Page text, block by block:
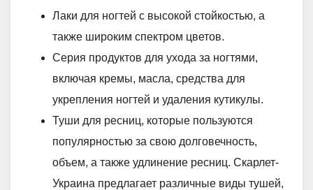
Лаки для ногтей с высокой стойкостью, а
также широким спектром цветов.
Серия продуктов для ухода за ногтями,
включая кремы, масла, средства для
укрепления ногтей и удаления кутикулы.
Туши для ресниц, которые пользуются
популярностью за свою долговечность,
объем, а также удлинение ресниц. Скарлет-
Украина предлагает различные виды тушей,